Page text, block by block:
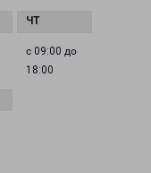
с 09:00 до
18:00